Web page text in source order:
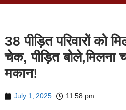
38 पीड़ित परिवारों को
चेक, पीड़ित बोले,मिलना
मकान!
July 1, 2025 11:58 pm